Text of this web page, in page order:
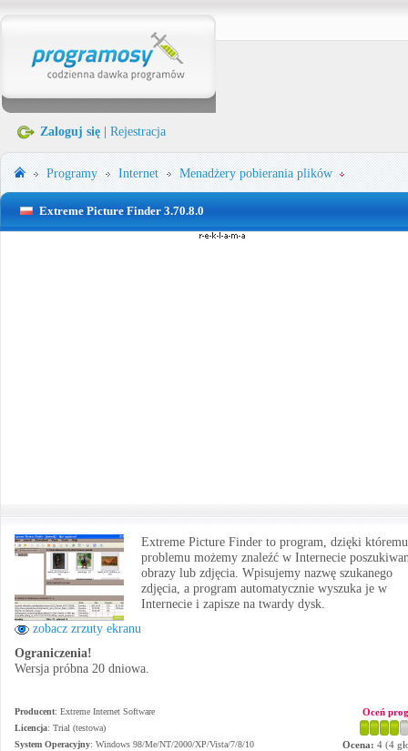
Zaloguj się Rejestracja
Programy Internet Menadżery pobierania plików
Extreme Picture Finder 3.70.8.0
zobacz zrzuty ekranu
Extreme Picture Finder to program, dzięki
problemu możemy znaleźć w Internecie
obrazy lub zdjęcia. Wpisujemy nazwę szukanego
zdjęcia, a program automatycznie wyszuka je w
Internecie i zapisze na twardy dysk.
Ograniczenia!
Wersja próbna 20 dniowa.
Producent: Extreme Internet Software
Licencja: Trial (testowa)
System Operacyjny: Windows 98/Me/NT/2000/XP/Vista/7/8/10
Oceń
Ocena: 4 (4